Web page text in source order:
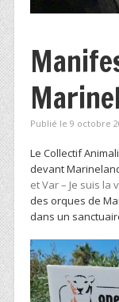
Publié le 9 octobre
Le Collectif
devant
et Var – Je suis la
des orques de
dans un